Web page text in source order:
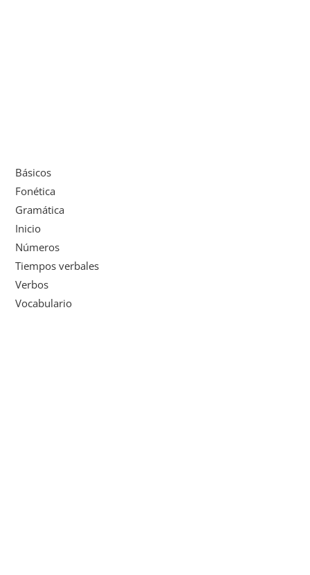
Básicos
Fonética
Gramática
Inicio
Números
Tiempos verbales
Verbos
Vocabulario